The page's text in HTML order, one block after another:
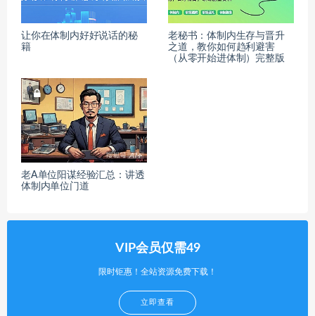
让你在体制内好好说话的秘
籍
老秘书：体制内生存与晋升
之道，教你如何趋利避害
（从零开始进体制）完整版
老A单位阳谋经验汇总：讲透
体制内单位门道
VIP会员仅需49
限时钜惠！全站资源免费下载！
立即查看